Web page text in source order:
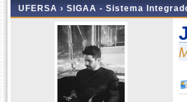
UFERSA › SIGAA - Sistema